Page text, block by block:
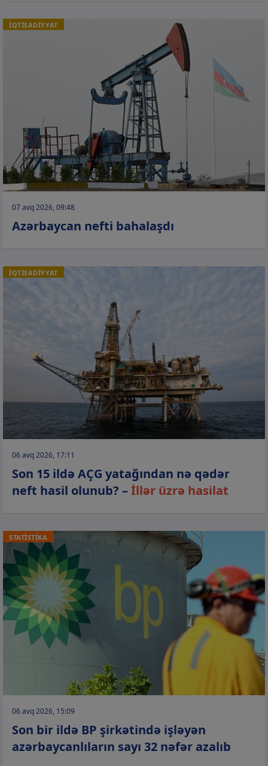
İQTİSADİYYAT
07 avq 2026, 09:48
Azərbaycan nefti bahalaşdı
İQTİSADİYYAT
06 avq 2026, 17:11
Son 15 ildə AÇG yatağından nə qədər
neft hasil olunub? –İllər üzrə hasilat
STATİSTİKA
06 avq 2026, 15:09
Son bir ildə BP şirkətində işləyən
azərbaycanlıların sayı 32 nəfər azalıb